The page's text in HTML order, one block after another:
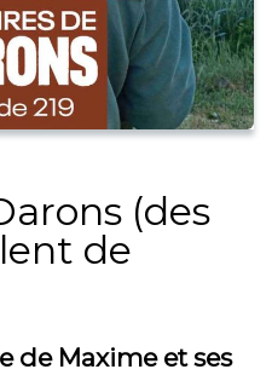
(des
de
de Maxime et ses